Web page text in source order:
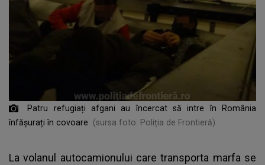
Patru refugiați afgani au încercat să intre în România
înfășurați în covoare
(sursa foto: Poliția de Frontieră)
La volanul autocamionului care transporta marfa se